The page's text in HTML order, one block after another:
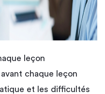
leçon
chaque leçon
et les difficultés